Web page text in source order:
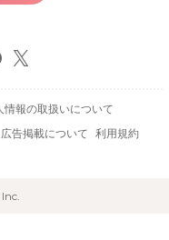
情報の取扱いについて
広告掲載について
利用規約